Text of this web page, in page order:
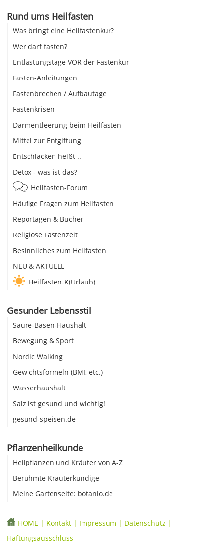
Rund ums Heilfasten
Was bringt eine Heilfastenkur?
Wer darf fasten?
Entlastungstage VOR der Fastenkur
Fasten-Anleitungen
Fastenbrechen / Aufbautage
Fastenkrisen
Darmentleerung beim Heilfasten
Mittel zur Entgiftung
Entschlacken heißt ...
Detox - was ist das?
Heilfasten-Forum
Häufige Fragen zum Heilfasten
Reportagen & Bücher
Religiöse Fastenzeit
Besinnliches zum Heilfasten
NEU & AKTUELL
Heilfasten-K(Urlaub)
Gesunder Lebensstil
Säure-Basen-Haushalt
Bewegung & Sport
Nordic Walking
Gewichtsformeln (BMI, etc.)
Wasserhaushalt
Salz ist gesund und wichtig!
gesund-speisen.de
Pflanzenheilkunde
Heilpflanzen und Kräuter von A-Z
Berühmte Kräuterkundige
Meine Gartenseite: botanio.de
HOME | Kontakt | Impressum | Datenschutz |
Haftungsausschluss